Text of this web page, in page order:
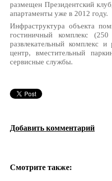
размещен Президентский
апартаменты уже в 2012 году.
Инфраструктура объекта
гостиничный комплекс
развлекательный комплекс
центр, вместительный
сервисные службы.
Добавить комментарий
Смотрите также: